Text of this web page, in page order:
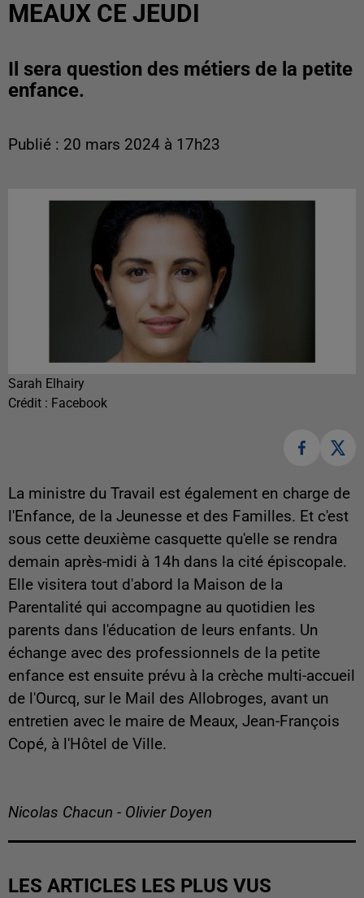
MEAUX CE JEUDI
Il sera question des métiers de la petite
enfance.
Publié : 20 mars 2024 à 17h23
Sarah Elhairy
Crédit : Facebook
La ministre du Travail est également en charge de
l'Enfance, de la Jeunesse et des Familles. Et c'est
sous cette deuxième casquette qu'elle se rendra
demain après-midi à 14h dans la cité épiscopale.
Elle visitera tout d'abord la Maison de la
Parentalité qui accompagne au quotidien les
parents dans l'éducation de leurs enfants. Un
échange avec des professionnels de la petite
enfance est ensuite prévu à la crèche multi-accueil
de l'Ourcq, sur le Mail des Allobroges, avant un
entretien avec le maire de Meaux, Jean-François
Copé, à l'Hôtel de Ville.
Nicolas Chacun - Olivier Doyen
LES ARTICLES LES PLUS VUS